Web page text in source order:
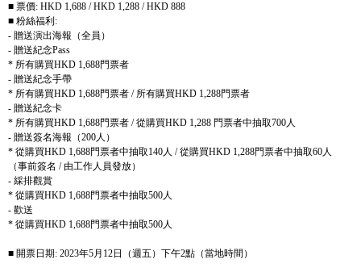
■ 票價: HKD 1,688 / HKD 1,288 / HKD 888
■ 粉絲福利 :
- 贈送演出海報（全員）
- 贈送紀念Pass
* 所有購買HKD 1,688門票者
- 贈送紀念手帶
* 所有購買HKD 1,688門票者 / 所有購買HKD 1,288門票者
- 贈送紀念卡
* 所有購買HKD 1,688門票者 /從購買HKD 1,288 門票者中抽取700人
- 贈送簽名海報（200人）
* 從購買HKD 1,688門票者中抽取140人 /從購買HKD 1,288門票者中抽取60人
（事前簽名 / 由工作人員發放）
- 綵排觀賞
* 從購買HKD 1,688門票者中抽取500人
- 歡送
* 從購買HKD 1,688門票者中抽取500人
■ 開票日期: 2023年5月 12日（週五）下午2點（當地時間）